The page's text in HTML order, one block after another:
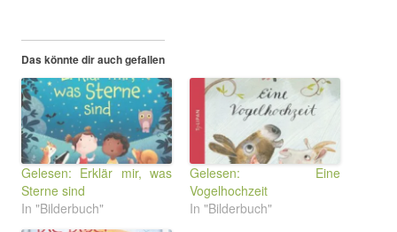
Das könnte dir auch gefallen
Gelesen: Erklär mir, was
Sterne sind
In "Bilderbuch"
Gelesen: Eine
Vogelhochzeit
In "Bilderbuch"